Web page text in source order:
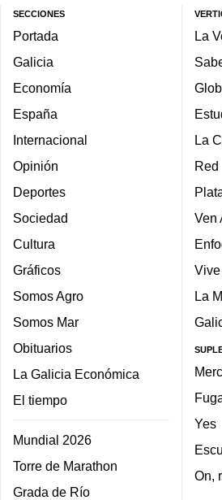
SECCIONES
Portada
Galicia
Economía
España
Internacional
Opinión
Deportes
Sociedad
Cultura
Gráficos
Somos Agro
Somos Mar
Obituarios
La Galicia Económica
El tiempo
Mundial 2026
Torre de Marathon
Grada de Río
La
La
Red
Ven
La
Yes
On,